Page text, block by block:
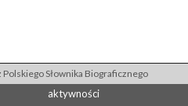
Słownika Biograficznego
aktywności